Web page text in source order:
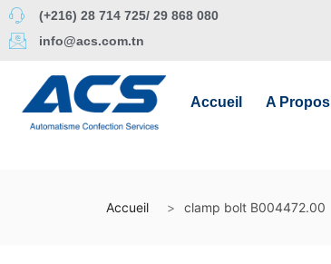
(+216) 28 714 725/ 29 868 080
info@acs.com.tn
Accueil A Propos
Accueil clamp bolt B004472.00